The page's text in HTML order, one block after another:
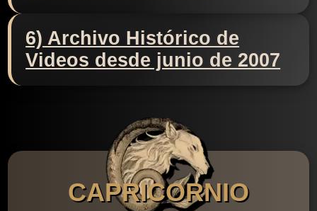
6) Archivo Histórico de
Videos desde junio de 2007
CAPRICORNIO